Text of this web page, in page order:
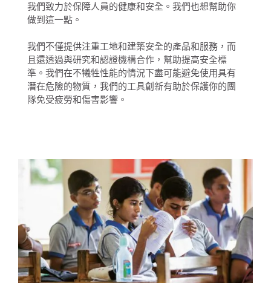
我們致力於保障人員的健康和安全。我們也想幫助你
做到這一點。
我們不僅提供注重工地和建築安全的產品和服務，而
且還透過與研究和認證機構合作，幫助提高安全標
準。我們在不犧牲性能的情況下盡可能避免使用具有
潛在危險的物質，我們的工具創新有助於保護你的團
隊免受疲勞和傷害影響。